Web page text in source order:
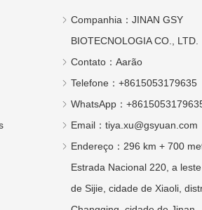
Companhia： JINAN GSY
BIOTECNOLOGIA CO., LTD.
Contato： Aarão
Telefone： +8615053179635
WhatsApp：
Email： tiya.xu@gsyuan.com
Endereço： 296 km + 700
Estrada Nacional 220, a
de Sijie, cidade de Xiaoli,